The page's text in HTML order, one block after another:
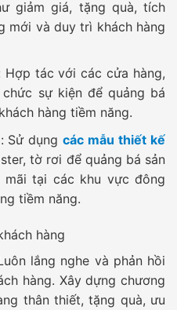
giảm giá, tặng quà, tích
mới và duy trì khách hàng
Hợp tác với các cửa hàng,
sự kiện để quảng bá
hàng tiềm năng.
Sử dụngcác mẫu thiết kế
tờ rơi để quảng bá sản
mãi tại các khu vực đông
tiềm năng.
hàng
lắng nghe và phản hồi
hàng. Xây dựng chương
thân thiết, tặng quà, ưu